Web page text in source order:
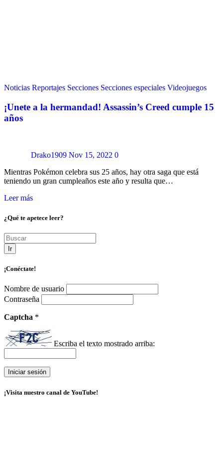
Noticias Reportajes Secciones Secciones especiales Videojuegos
¡Unete a la hermandad! Assassin’s Creed cumple 15
años
Drako1909 Nov 15, 2022 0
Mientras Pokémon celebra sus 25 años, hay otra saga que está
teniendo un gran cumpleaños este año y resulta que…
Leer más
¿Qué te apetece leer?
Ir
¡Conéctate!
Nombre de usuario
Contraseña
Captcha *
Escriba el texto mostrado arriba:
¡Visita nuestro canal de YouTube!